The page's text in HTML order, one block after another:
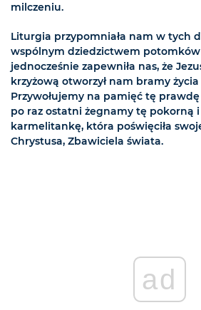
milczeniu.
Liturgia przypomniała nam w tych
wspólnym dziedzictwem potomków
jednocześnie zapewniła nas, że
krzyżową otworzył nam bramy
Przywołujemy na pamięć tę
po raz ostatni żegnamy tę pokorną
karmelitankę, która poświęciła
Chrystusa, Zbawiciela świata.
ad